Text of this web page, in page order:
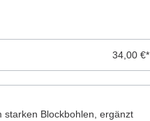
34,00 €*
starken Blockbohlen, ergänzt